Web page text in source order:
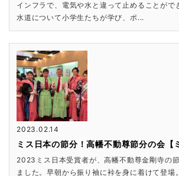
インフラで、電気や水と違って止めることがで
水道について小学生たちが学び、ポ...
2023.02.14
ミス日本の節分！高幡不動尊節分の会【
2023ミス日本受賞者が、高幡不動尊金剛寺の
ました。早朝から振り袖に裃を身に着けて登場